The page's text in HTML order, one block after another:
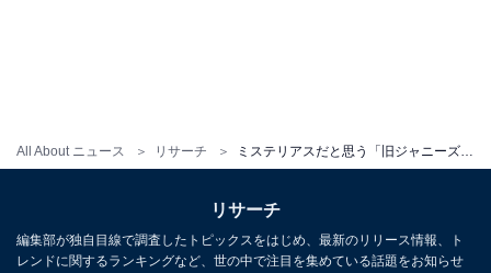
All About ニュース リサーチ
1 2
リサーチ
編集部が独自目線で調査したトピックスをはじめ、最新のリリース情報、ト
レンドに関するランキングなど、世の中で注目を集めている話題をお知らせ